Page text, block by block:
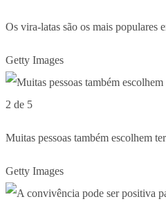
Os vira-latas são os mais populares
Getty Images
2 de 5
Muitas pessoas também escolhem
Getty Images